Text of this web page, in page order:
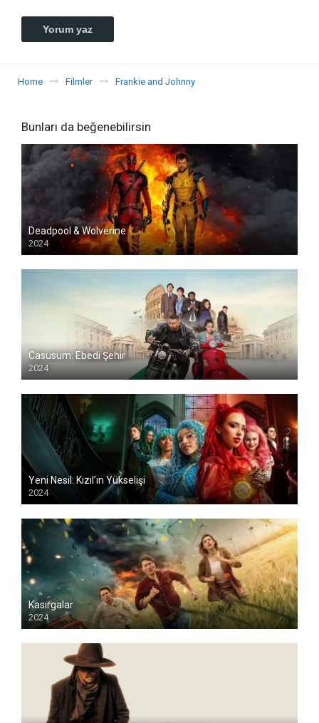
Home Filmler Frankie and Johnny
Bunları da beğenebilirsin
Deadpool & Wolverine
2024
Casusum: Ebedi Şehir
2024
Yeni Nesil: Kızıl’ın Yükselişi
2024
Kasırgalar
2024